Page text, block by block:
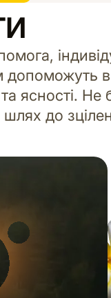
допоможуть
ясності. Не
до